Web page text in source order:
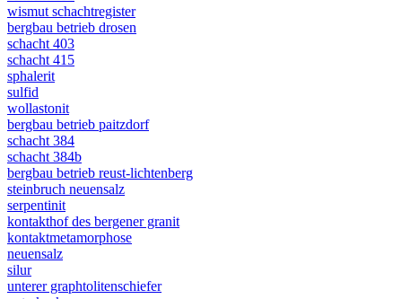
wismut schachtregister
bergbau betrieb drosen
schacht 403
schacht 415
sphalerit
sulfid
wollastonit
bergbau betrieb paitzdorf
schacht 384
schacht 384b
bergbau betrieb reust-lichtenberg
steinbruch neuensalz
serpentinit
kontakthof des bergener granit
kontaktmetamorphose
neuensalz
silur
unterer graphtolitenschiefer